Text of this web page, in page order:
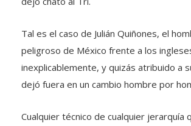
Tal es el caso de Julián Quiñones, el
peligroso de México frente a los
inexplicablemente, y quizás atribuido a
dejó fuera en un cambio hombre por
Cualquier técnico de cualquier jerarquía